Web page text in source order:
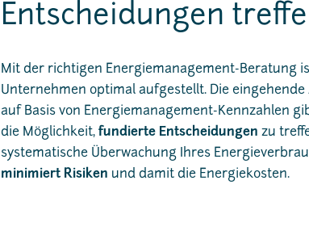
Entscheidungen
Mit der richtigen Energiemanagement-Beratung
Unternehmen optimal aufgestellt. Die eingehende
auf Basis von Energiemanagement-Kennzahlen
die Möglichkeit, fundierte Entscheidungen zu
systematische Überwachung Ihres
minimiert Risiken und damit die Energiekosten.